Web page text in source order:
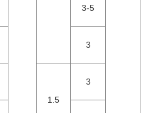
3-5
3
1.5
3